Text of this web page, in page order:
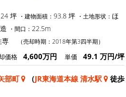
坪 ・建物面積： 93.8 坪 ・土地形状： ほ
・間口： 22.5m
専 （売却時期：2018年第3四半期）
価格 4,600万円 単価 49.1 万円/坪
部町 （JR東海道本線 清水駅
徒歩